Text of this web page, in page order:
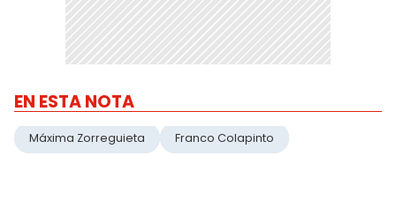
EN ESTA NOTA
Máxima Zorreguieta Franco Colapinto